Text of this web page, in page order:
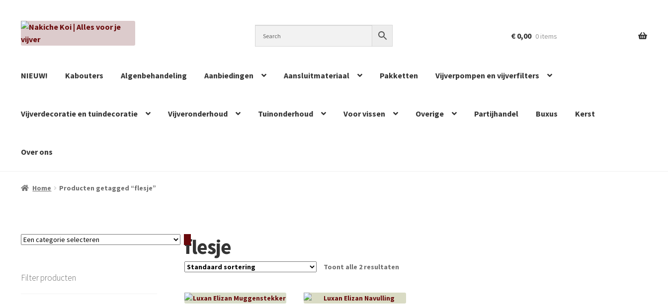
Ga
door
Ga
naar
€ 0,00 0 items
NIEUW! Kabouters Algenbehandeling Aanbiedingen Aansluitmateriaal Pakketten Vijverpompen en vijverfilters
Vijverdecoratie en tuindecoratie Vijveronderhoud Tuinonderhoud Voor vissen Overige Partijhandel Buxus Kerst
Over ons
Home Producten getagged “flesje”
Een
Filter producten
flesje
Toont alle 2 resultaten